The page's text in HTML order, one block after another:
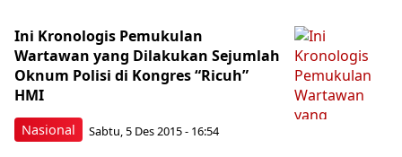
Nasional
Ini Kronologis Pemukulan
Wartawan yang Dilakukan Sejumlah
Oknum Polisi di Kongres “Ricuh”
HMI
Sabtu, 5 Des 2015 - 16:54